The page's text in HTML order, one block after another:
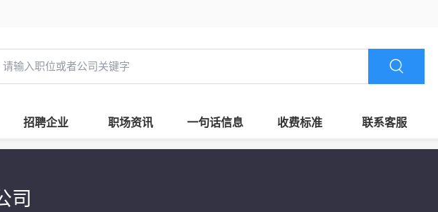
招聘企业 职场资讯 一句话信息 收费标准 联系客服
司